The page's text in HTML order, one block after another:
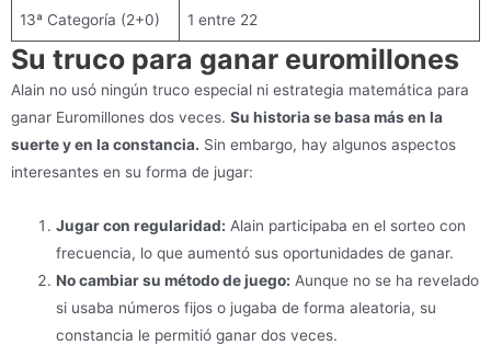
13ª Categoría (2+0) 1 entre 22
Su truco para ganar euromillones
Alain no usó ningún truco especial ni estrategia matemática para
ganar Euromillones dos veces. Su historia se basa más en la
suerte y en la constancia. Sin embargo, hay algunos aspectos
interesantes en su forma de jugar:
Jugar con regularidad: Alain participaba en el sorteo con
frecuencia, lo que aumentó sus oportunidades de ganar.
No cambiar su método de juego: Aunque no se ha revelado
si usaba números fijos o jugaba de forma aleatoria, su
constancia le permitió ganar dos veces.